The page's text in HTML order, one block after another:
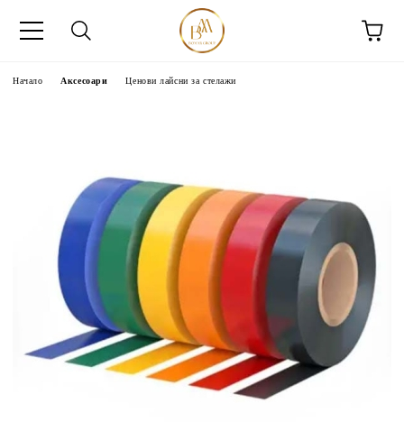
Начало Аксесоари Ценови лайсни за стелажи